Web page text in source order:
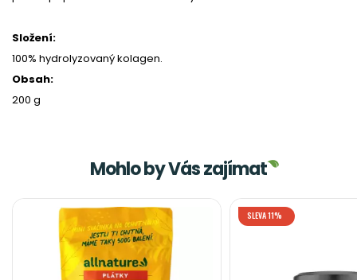
Složení:
100% hydrolyzovaný kolagen.
Obsah:
200 g
Mohlo by Vás zajímat
SLEVA 11%